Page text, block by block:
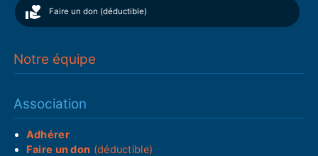
Faire un don (déductible)
Notre équipe
Association
Adhérer
Faire un don (déductible)